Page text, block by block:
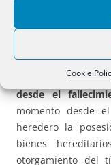
Cookie
de herencia y
adjudicación y
hereditarios, si
de ellos a un
artículo 205 de
desde el
momento desde
heredero la
bienes
otorgamiento del